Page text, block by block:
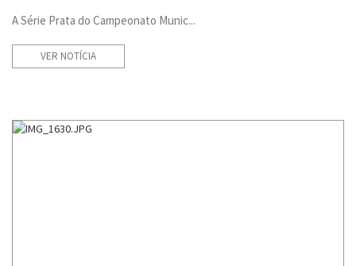
A Série Prata do Campeonato Munic...
VER NOTÍCIA